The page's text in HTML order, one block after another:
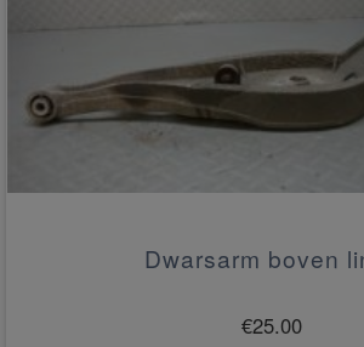
Dwarsarm boven
€25.00